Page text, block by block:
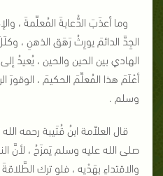
وما أعذَبَ الدُّعابةَ المُعلِّمةَ ،
الجِدَّ الدائمَ يورِثُ رَهَق الذهنِ ،
الهادي بين الحين والحين ، يُعيدُ
أعْلَمَ هذا المُعلِّمَ الحكيمَ ، الوقورَ
وسلم .
قال العلاّمة ابنُ قُتَيبة رحمه
صلى الله عليه وسلم يَمزَحُ ، لأنَّ
والاقتداءِ بهَدْيه ، فلو ترك